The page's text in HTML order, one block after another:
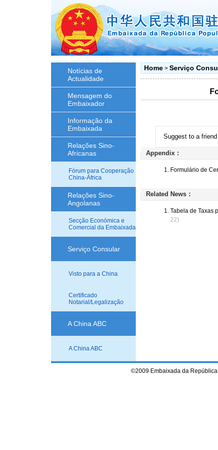
Notícias de
Actualidade
Mensagem do
Embaixador
Informação da
Embaixada
Relações Sino-
Africanas
Fórum para Cooperação
China-África
Relações Sino-
Angolanas
Secção Económica e
Comercial da Embaixada
Serviço Consular
Visto para a China
Certificado
Notarial/Legalização
A China ABC
A China ABC
Home > Serviço
Suggest to a friend
Appendix：
Formulário de
Related News：
Tabela de Taxas
22)
©2009 Embaixada da